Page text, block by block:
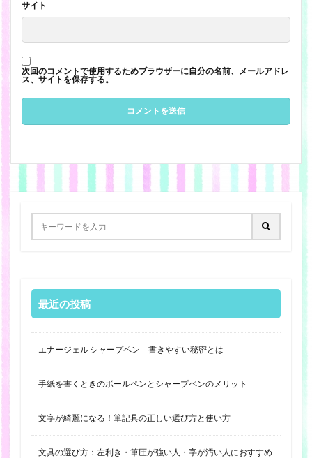
サイト
次回のコメントで使用するためブラウザーに自分の名前、メールアドレ
ス、サイトを保存する。
最近の投稿
エナージェル シャープペン 書きやすい秘密とは
手紙を書くときのボールペンとシャープペンのメリット
文字が綺麗になる！筆記具の正しい選び方と使い方
文具の選び方：左利き・筆圧が強い人・字が汚い人におすすめ